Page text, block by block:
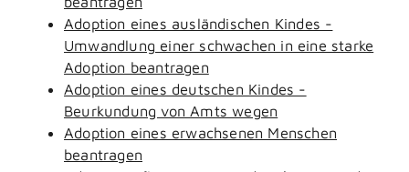
Adoption eines ausländischen Kindes -
Umwandlung einer schwachen in eine starke
Adoption beantragen
Adoption eines deutschen Kindes -
Beurkundung von Amts wegen
Adoption eines erwachsenen Menschen
beantragen